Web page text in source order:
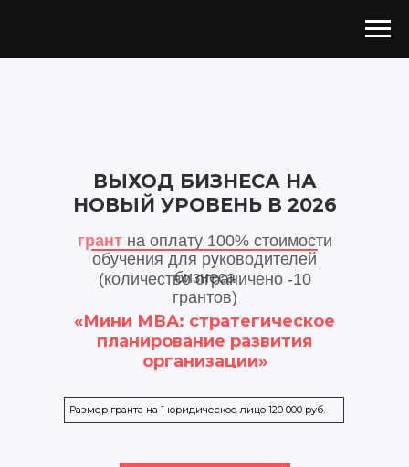
ВЫХОД БИЗНЕСА НА
НОВЫЙ УРОВЕНЬ В 2026
(количество ограничено -10
грантов)
грантна оплату 100% стоимости
обучения для руководителей
бизнеса
Размер гранта на 1 юридическое лицо 120 000 руб.
«Мини МВА: стратегическое
планирование развития
организации»